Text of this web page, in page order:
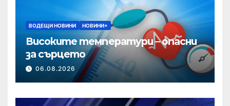
ВОДЕЩИ НОВИНИ НОВИНИ+
Високите температури – опасни
за сърцето
06.08.2026